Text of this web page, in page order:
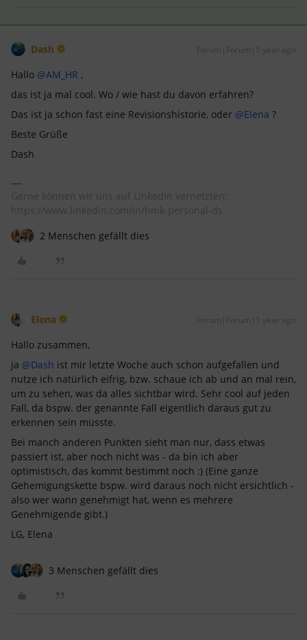
Dash Forum|Forum|1 year ago
Hallo @AM_HR ,
das ist ja mal cool. Wo / wie hast du davon erfahren?
Das ist ja schon fast eine Revisionshistorie, oder @Elena ?
Beste Grüße
Dash
Gerne können wir uns auf LinkedIn vernetzten:
https://www.linkedin.com/in/hmk-personal-ds
2 Menschen gefällt dies
Elena Forum|Forum|1 year ago
Hallo zusammen,
ja @Dash ist mir letzte Woche auch schon aufgefallen und
nutze ich natürlich eifrig, bzw. schaue ich ab und an mal rein,
um zu sehen, was da alles sichtbar wird. Sehr cool auf jeden
Fall, da bspw. der genannte Fall eigentlich daraus gut zu
erkennen sein müsste.
Bei manch anderen Punkten sieht man nur, dass etwas
passiert ist, aber noch nicht was - da bin ich aber
optimistisch, das kommt bestimmt noch :) (Eine ganze
Gehemigungskette bspw. wird daraus noch nicht ersichtlich -
also wer wann genehmigt hat, wenn es mehrere
Genehmigende gibt.)
LG, Elena
3 Menschen gefällt dies